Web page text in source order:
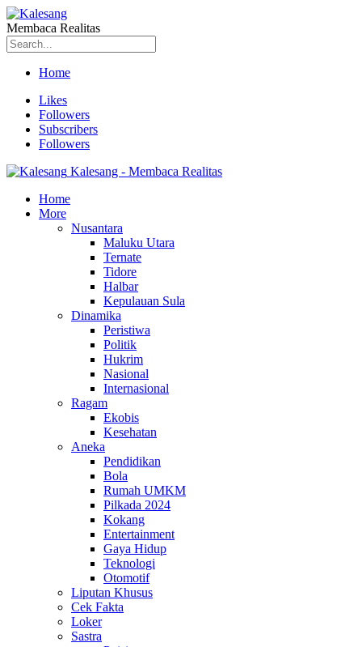
Membaca Realitas
Home
Likes
Followers
Subscribers
Followers
Kalesang - Membaca Realitas
Home
More
Nusantara
Maluku Utara
Ternate
Tidore
Halbar
Kepulauan Sula
Dinamika
Peristiwa
Politik
Hukrim
Nasional
Internasional
Ragam
Ekobis
Kesehatan
Aneka
Pendidikan
Bola
Rumah UMKM
Pilkada 2024
Kokang
Entertainment
Gaya Hidup
Teknologi
Otomotif
Liputan Khusus
Cek Fakta
Loker
Sastra